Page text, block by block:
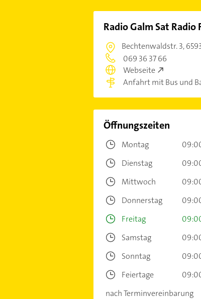
Radio Galm Sat Radio
Bechtenwaldstr. 3,
069 36 37 66
Webseite
Anfahrt mit Bus und
Öffnungszeiten
Montag
Dienstag
Mittwoch
Donnerstag
Freitag
Samstag
Sonntag
Feiertage
nach Terminvereinbarung